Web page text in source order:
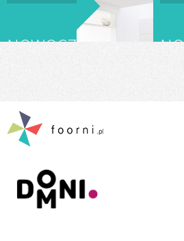
NOWOCZESNA